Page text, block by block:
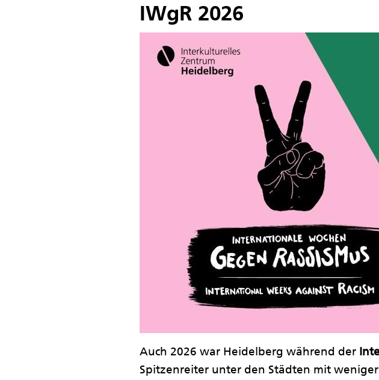
IWgR 2026
Auch 2026 war Heidelberg während der
Spitzenreiter unter den Städten mit